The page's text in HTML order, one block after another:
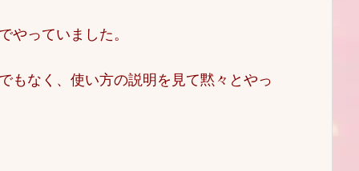
やっていました。
もなく、使い方の説明を見て黙々とやっ